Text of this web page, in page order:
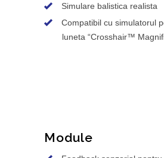
Simulare balistica realista
Compatibil cu simulatorul
luneta “Crosshair™
Module